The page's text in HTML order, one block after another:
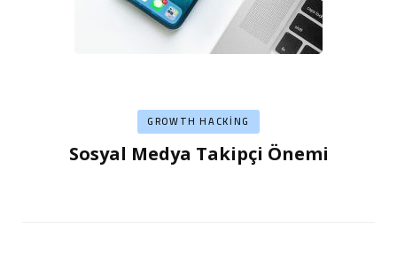
GROWTH HACKING
Sosyal Medya Takipçi Önemi